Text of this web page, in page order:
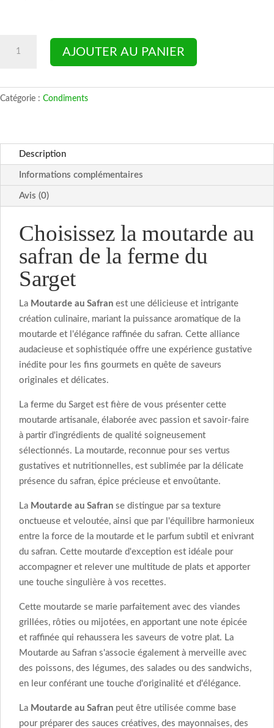
au
safran
AJOUTER AU PANIER
Catégorie : Condiments
Description
Informations complémentaires
Avis (0)
Choisissez la moutarde au
safran de la ferme du
Sarget
La Moutarde au Safran est une délicieuse et intrigante
création culinaire, mariant la puissance aromatique de la
moutarde et l'élégance raffinée du safran. Cette alliance
audacieuse et sophistiquée offre une expérience gustative
inédite pour les fins gourmets en quête de saveurs
originales et délicates.
La ferme du Sarget est fière de vous présenter cette
moutarde artisanale, élaborée avec passion et savoir-faire
à partir d'ingrédients de qualité soigneusement
sélectionnés. La moutarde, reconnue pour ses vertus
gustatives et nutritionnelles, est sublimée par la délicate
présence du safran, épice précieuse et envoûtante.
La Moutarde au Safran se distingue par sa texture
onctueuse et veloutée, ainsi que par l'équilibre harmonieux
entre la force de la moutarde et le parfum subtil et enivrant
du safran. Cette moutarde d'exception est idéale pour
accompagner et relever une multitude de plats et apporter
une touche singulière à vos recettes.
Cette moutarde se marie parfaitement avec des viandes
grillées, rôties ou mijotées, en apportant une note épicée
et raffinée qui rehaussera les saveurs de votre plat. La
Moutarde au Safran s'associe également à merveille avec
des poissons, des légumes, des salades ou des sandwichs,
en leur conférant une touche d'originalité et d'élégance.
La Moutarde au Safran peut être utilisée comme base
pour préparer des sauces créatives, des mayonnaises, des